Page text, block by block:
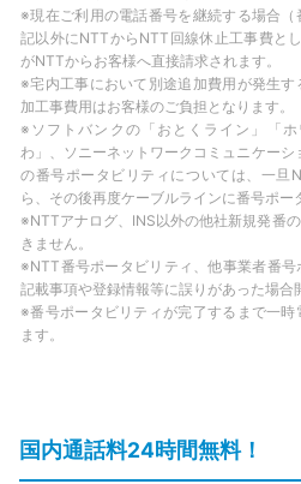
※現在ご利用の電話番号を継続する場合
記以外にNTTからNTT回線休止工事費と
がNTTからお客様へ直接請求されます。
※宅内工事において別途追加費用が発生
加工事費用はお客様のご負担となります。
※ソフトバンクの「おとくライン」「
わ」、ソニーネットワークコミュニケーシ
の番号ポータビリティについては、一旦
ら、その後再度ケーブルラインに番号ポー
※NTTアナログ、INS以外の他社新規発番
きません。
※NTT番号ポータビリティ、他事業者番
記載事項や登録情報等に誤りがあった場合
※番号ポータビリティが完了するまで一
ます。
国内通話料24時間無料！